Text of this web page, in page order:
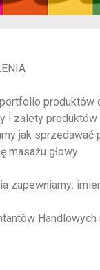
portfolio produktów
i zalety produktów
jak
masażu głowy
zapewniamy:
Handlowych